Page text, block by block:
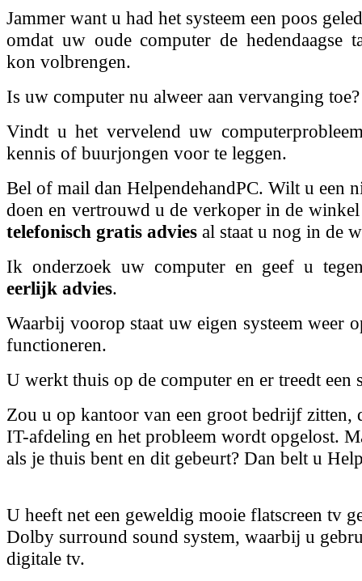
Jammer want u had het systeem een poos
omdat uw oude computer de hedendaagse
kon volbrengen.
Is uw computer nu alweer aan vervanging toe?
Vindt u het vervelend uw
kennis of buurjongen voor te leggen.
Bel of mail dan HelpendehandPC. Wilt u een
doen en vertrouwd u de verkoper in de
telefonisch gratis advies al staat u nog in de
Ik onderzoek uw computer en geef u
eerlijk advies.
Waarbij voorop staat uw eigen systeem weer
functioneren.
U werkt thuis op de computer en er treedt een
Zou u op kantoor van een groot bedrijf zitten,
IT-afdeling en het probleem wordt opgelost.
als je thuis bent en dit gebeurt? Dan belt u
U heeft net een geweldig mooie flatscreen tv
Dolby surround sound system, waarbij u
digitale tv.